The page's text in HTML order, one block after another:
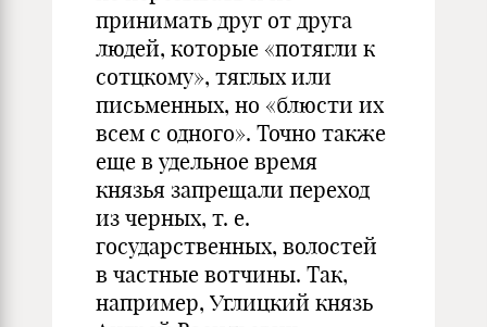
принимать друг от друга
людей, которые «потягли к
сотцкому», тяглых или
письменных, но «блюсти их
всем с одного». Точно также
еще в удельное время
князья запрещали переход
из черных, т. е.
государственных, волостей
в частные вотчины. Так,
например, Углицкий князь